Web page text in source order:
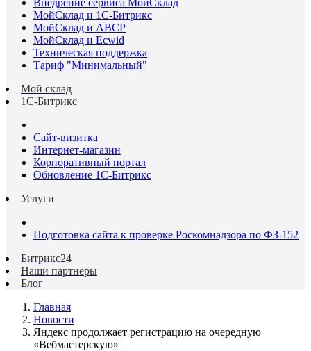
Внедрение сервиса МойСклад
МойСклад и 1С-Битрикс
МойСклад и ABCP
МойСклад и Ecwid
Техническая поддержка
Тариф "Минимальный"
Мой склад
1С-Битрикс
Сайт-визитка
Интернет-магазин
Корпоративный портал
Обновление 1С-Битрикс
Услуги
Подготовка сайта к проверке Роскомнадзора по ФЗ-152
Битрикс24
Наши партнеры
Блог
Главная
Новости
Яндекс продолжает регистрацию на очередную
«Вебмастерскую»